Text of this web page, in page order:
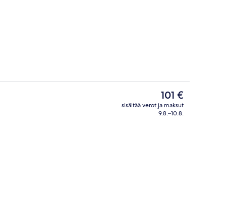
Nykyinen
hinta
on
101 €
sisältää verot ja maksut
9.8.–10.8.